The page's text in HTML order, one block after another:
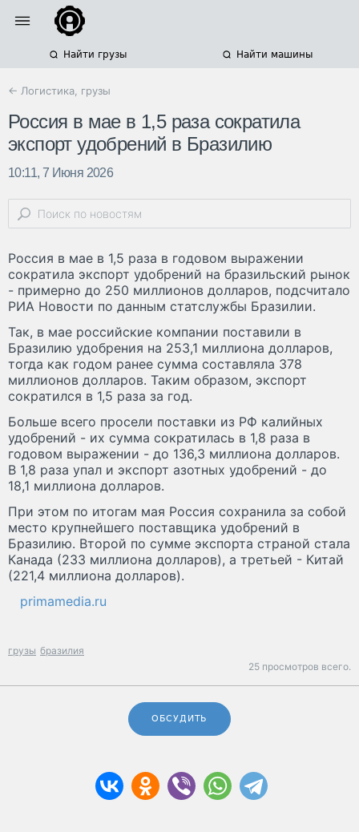
Найти грузы Найти машины
← Логистика, грузы
Россия в мае в 1,5 раза сократила
экспорт удобрений в Бразилию
10:11, 7 Июня 2026
Россия в мае в 1,5 раза в годовом выражении
сократила экспорт удобрений на бразильский рынок
- примерно до 250 миллионов долларов, подсчитало
РИА Новости по данным статслужбы Бразилии.
Так, в мае российские компании поставили в
Бразилию удобрения на 253,1 миллиона долларов,
тогда как годом ранее сумма составляла 378
миллионов долларов. Таким образом, экспорт
сократился в 1,5 раза за год.
Больше всего просели поставки из РФ калийных
удобрений - их сумма сократилась в 1,8 раза в
годовом выражении - до 136,3 миллиона долларов.
В 1,8 раза упал и экспорт азотных удобрений - до
18,1 миллиона долларов.
При этом по итогам мая Россия сохранила за собой
место крупнейшего поставщика удобрений в
Бразилию. Второй по сумме экспорта страной стала
Канада (233 миллиона долларов), а третьей - Китай
(221,4 миллиона долларов).
primamedia.ru
грузы бразилия
25 просмотров всего.
ОБСУДИТЬ